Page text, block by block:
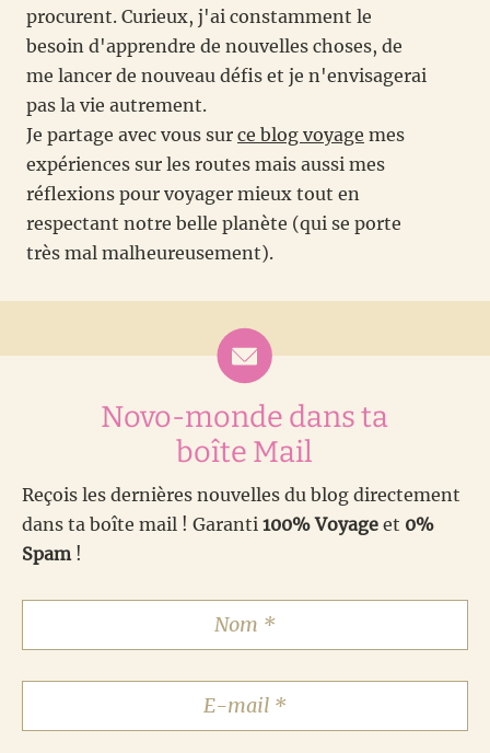
procurent. Curieux, j'ai constamment le
besoin d'apprendre de nouvelles choses, de
me lancer de nouveau défis et je n'envisagerai
pas la vie autrement.
Je partage avec vous sur ce blog voyage mes
expériences sur les routes mais aussi mes
réflexions pour voyager mieux tout en
respectant notre belle planète (qui se porte
très mal malheureusement).
Novo-monde dans ta
boîte Mail
Reçois les dernières nouvelles du blog directement
dans ta boîte mail ! Garanti 100% Voyage et 0%
Spam!